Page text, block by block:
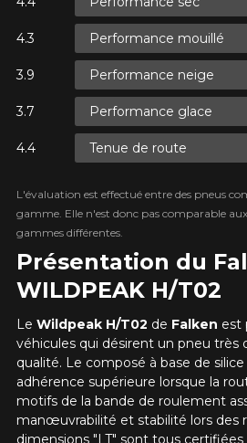
Présentation du
WILDPEAK H/T02
Le Wildpeak H/T02 de Falken est
véhicules qui désirent un pneu très
qualité. Le composé à base de
adhérence supérieure lorsque la
motifs de la bande de roulement
manœuvrabilité et stabilité lors des
dimensions "LT" sont tous certifiées
Performance mouillé
Performance neige
Performance glace
Tenue de route
L'évaluation est effectué entre des pneus
gamme. Elle n'est donc pas comparable
gammes différentes.